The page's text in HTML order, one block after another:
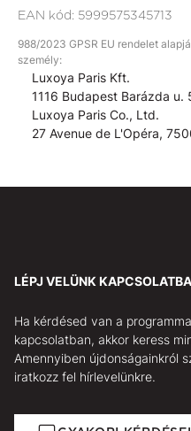
EAN kód: 5999575345713
988/2023 GPSR EU rendelet
személy:
Luxoya Paris Kft.
1116 Budapest Barázda u.
Luxoya Paris Co., Ltd.
27 Avenue de L'Opéra,
LÉPJ VELÜNK KAPCSOLATBA
Ha kérdésed van a
kapcsolatban, akkor keress
Amennyiben újdonságainkról
iratkozz fel hírlevelünkre.